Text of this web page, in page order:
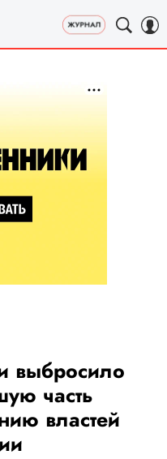
выбросило
часть
властей